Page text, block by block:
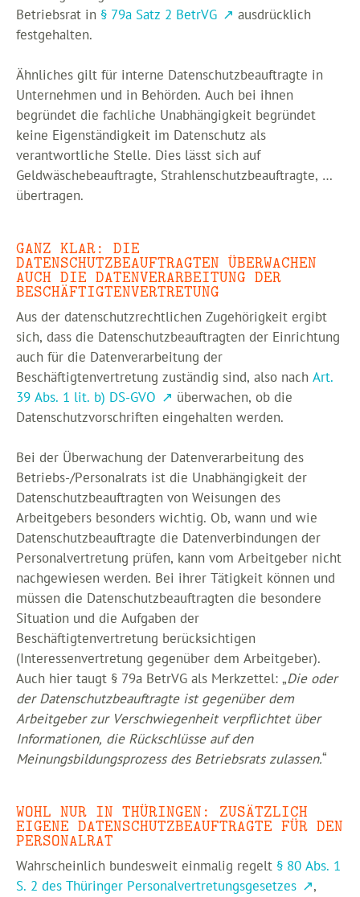
Betriebsrat in § 79a Satz 2 BetrVG
ausdrücklich
festgehalten.
Ähnliches gilt für interne Datenschutzbeauftragte in
Unternehmen und in Behörden. Auch bei ihnen
begründet die fachliche Unabhängigkeit begründet
keine Eigenständigkeit im Datenschutz als
verantwortliche Stelle. Dies lässt sich auf
Geldwäschebeauftragte, Strahlenschutzbeauftragte, …
übertragen.
GANZ KLAR: DIE
DATENSCHUTZBEAUFTRAGTEN ÜBERWACHEN
AUCH DIE DATENVERARBEITUNG DER
BESCHÄFTIGTENVERTRETUNG
Aus der datenschutzrechtlichen Zugehörigkeit ergibt
sich, dass die Datenschutzbeauftragten der Einrichtung
auch für die Datenverarbeitung der
Beschäftigtenvertretung zuständig sind, also nach Art.
39 Abs. 1 lit. b) DS-GVO
überwachen, ob die
Datenschutzvorschriften eingehalten werden.
Bei der Überwachung der Datenverarbeitung des
Betriebs-/Personalrats ist die Unabhängigkeit der
Datenschutzbeauftragten von Weisungen des
Arbeitgebers besonders wichtig. Ob, wann und wie
Datenschutzbeauftragte die Datenverbindungen der
Personalvertretung prüfen, kann vom Arbeitgeber nicht
nachgewiesen werden. Bei ihrer Tätigkeit können und
müssen die Datenschutzbeauftragten die besondere
Situation und die Aufgaben der
Beschäftigtenvertretung berücksichtigen
(Interessenvertretung gegenüber dem Arbeitgeber).
Auch hier taugt § 79a BetrVG als Merkzettel: „Die oder
der Datenschutzbeauftragte ist gegenüber dem
Arbeitgeber zur Verschwiegenheit verpflichtet über
Informationen, die Rückschlüsse auf den
Meinungsbildungsprozess des Betriebsrats zulassen.“
WOHL NUR IN THÜRINGEN: ZUSÄTZLICH
EIGENE DATENSCHUTZBEAUFTRAGTE FÜR DEN
PERSONALRAT
Wahrscheinlich bundesweit einmalig regelt § 80 Abs. 1
S. 2 des Thüringer Personalvertretungsgesetzes
,